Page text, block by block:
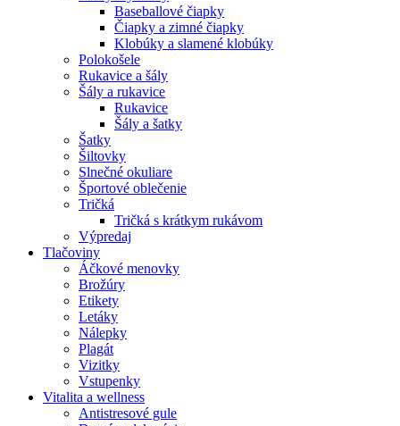
Baseballové čiapky
Čiapky a zimné čiapky
Klobúky a slamené klobúky
Polokošele
Rukavice a šály
Šály a rukavice
Rukavice
Šály a šatky
Šatky
Šiltovky
Slnečné okuliare
Športové oblečenie
Tričká
Tričká s krátkym rukávom
Výpredaj
Tlačoviny
Áčkové menovky
Brožúry
Etikety
Letáky
Nálepky
Plagát
Vizitky
Vstupenky
Vitalita a wellness
Antistresové gule